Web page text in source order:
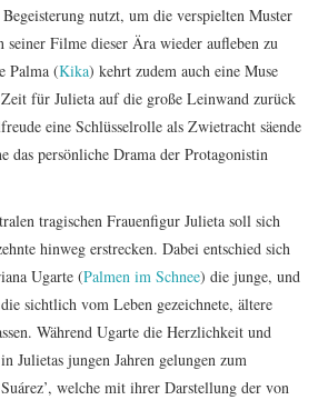
nutzt, um die verspielten Muster
seiner Filme dieser Ära wieder aufleben zu
Palma (Kika) kehrt zudem auch eine Muse
für Julieta auf die große Leinwand zurück
eine Schlüs­sel­rolle als Zwie­tracht säende
das persön­liche Drama der Prot­ago­nistin
tragi­schen Frau­en­figur Julieta soll sich
hinweg erstre­cken. Dabei entschied sich
Ugarte (Palmen im Schnee) die junge, und
sichtlich vom Leben gezeich­nete, ältere
Während Ugarte die Herz­lich­keit und
Julietas jungen Jahren gelungen zum
welche mit ihrer Darstel­lung der von